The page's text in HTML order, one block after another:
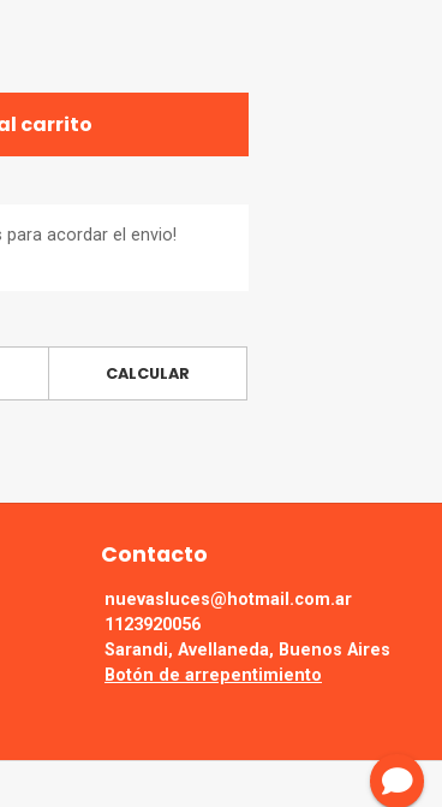
carrito
acordar el envio!
CALCULAR
Contacto
nuevasluces@hotmail.com.ar
1123920056
Sarandi, Avellaneda, Buenos Aires
Botón de arrepentimiento